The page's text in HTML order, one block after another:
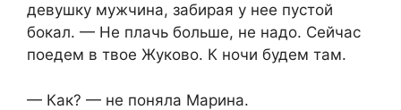
девушку мужчина, забирая у нее пустой
бокал. — Не плачь больше, не надо. Сейчас
поедем в твое Жуково. К ночи будем там.
— Как? — не поняла Марина.